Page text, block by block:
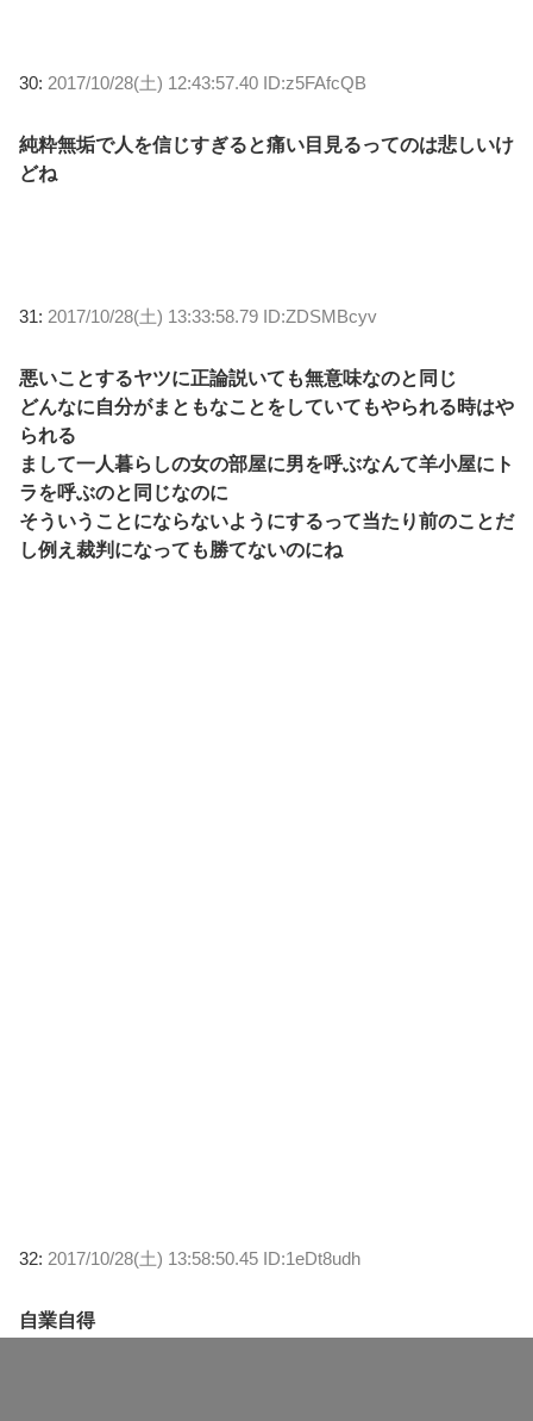
30: 2017/10/28(土) 12:43:57.40 ID:z5FAfcQB
純粋無垢で人を信じすぎると痛い目見るってのは悲しいけ
どね
31: 2017/10/28(土) 13:33:58.79 ID:ZDSMBcyv
悪いことするヤツに正論説いても無意味なのと同じ
どんなに自分がまともなことをしていてもやられる時はや
られる
まして一人暮らしの女の部屋に男を呼ぶなんて羊小屋にト
ラを呼ぶのと同じなのに
そういうことにならないようにするって当たり前のことだ
し例え裁判になっても勝てないのにね
32: 2017/10/28(土) 13:58:50.45 ID:1eDt8udh
自業自得